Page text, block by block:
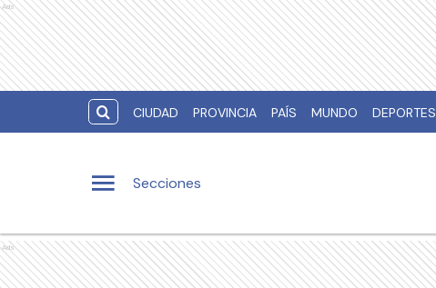
Ads
CIUDAD PROVINCIA PAÍS MUNDO DEPORTES
Secciones
Ads